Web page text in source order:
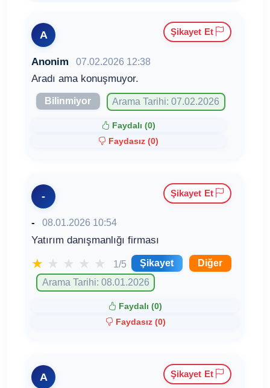
A
Anonim 07.02.2026 12:38
Aradı ama konuşmuyor.
Bilinmiyor Arama Tarihi: 07.02.2026
Faydalı (0)
Faydasız (0)
Şikayet Et
-
- 08.01.2026 10:54
Yatırım danışmanlığı firması
★ ★ ★ ★ ★ 1/5 Şikayet
Diğer
Arama Tarihi: 08.01.2026
Faydalı (0)
Faydasız (0)
Şikayet Et
A Şikayet Et